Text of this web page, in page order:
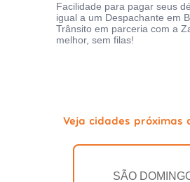
Facilidade para pagar seus
igual a um Despachante em
Trânsito em parceria com a
melhor, sem filas!
Veja cidades próximas
SÃO